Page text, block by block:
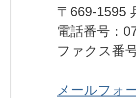
〒669-1595
電話番号：
ファクス番
メールフォ